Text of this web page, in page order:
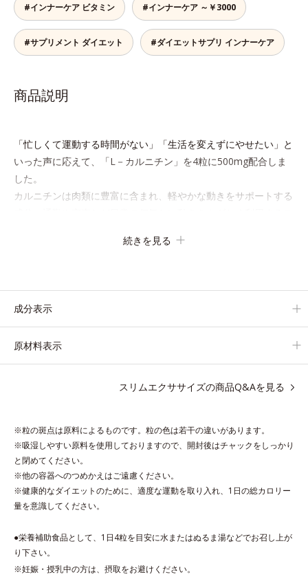
#インナーケア ビタミン #インナーケア ～￥3000
#サプリメント ダイエット #ダイエットサプリ インナーケア
商品説明
「忙しくて運動する時間がない」「生活を変えずにやせたい」と
いった声に応えて、「L－カルニチン」を4粒に500mg配合しま
した。
カルニチンは肉類に豊富に含まれ、軽やかな動きをサポートする
す。
続きを見る
成分表示
原材料表示
スリムエクササイズの商品Q&Aを見る
※粒の斑点は原料によるものです。粒の色は若干の違いがあります。
※吸湿しやすい原料を使用しておりますので、開封後はチャックをしっかり
と閉めてください。
※他の容器へのつめかえはご遠慮ください。
※健康的なダイエットのために、適度な運動を取り入れ、1日の総カロリー
量を意識してください。
●栄養補助食品として、1日4粒を目安に水またはぬるま湯などでお召し上が
り下さい。
※妊娠・授乳中の方は、摂取をお避けください。